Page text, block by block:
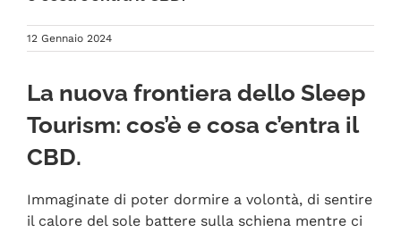
12 Gennaio 2024
La nuova frontiera dello Sleep
Tourism: cos’è e cosa c’entra il
CBD.
Immaginate di poter dormire a volontà, di sentire
il calore del sole battere sulla schiena mentre ci